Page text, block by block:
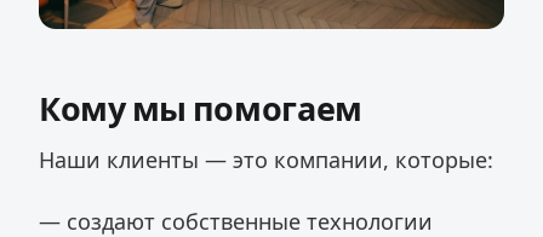
Кому мы помогаем
Наши клиенты — это компании, которые:
— создают собственные технологии